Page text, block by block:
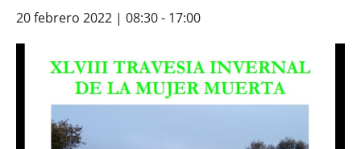
20 febrero 2022 | 08:30- 17:00